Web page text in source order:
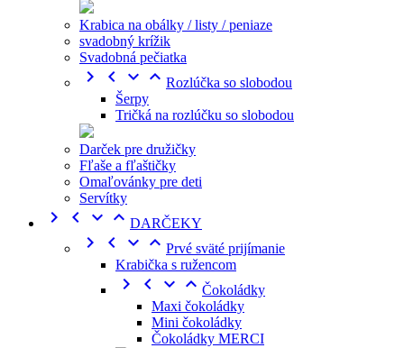
Krabica na obálky / listy / peniaze
svadobný krížik
Svadobná pečiatka
    Rozlúčka so slobodou
Šerpy
Tričká na rozlúčku so slobodou
Darček pre družičky
Fľaše a fľaštičky
Omaľovánky pre deti
Servítky
    DARČEKY
    Prvé sväté prijímanie
Krabička s ružencom
    Čokoládky
Maxi čokoládky
Mini čokoládky
Čokoládky MERCI